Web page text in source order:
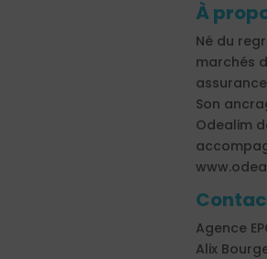
À
Né du
marchés
Son
Odealim
Agence
Alix